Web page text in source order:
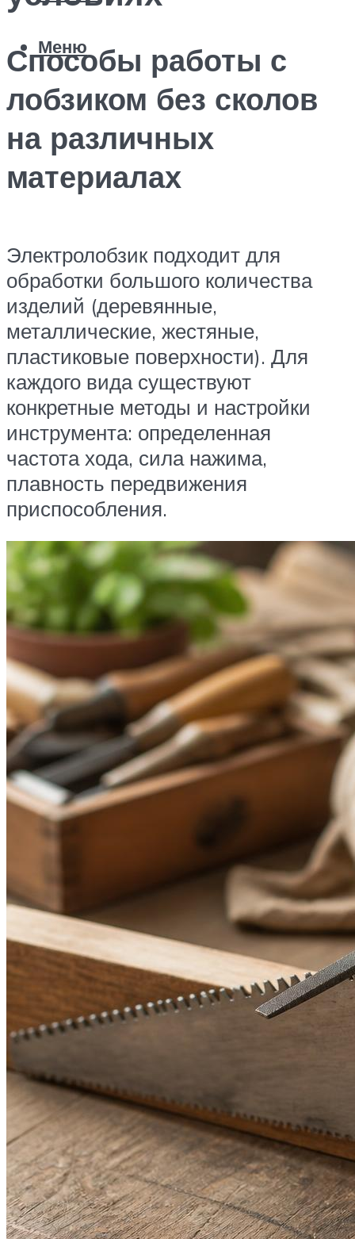
Меню
Способы работы с
лобзиком без сколов
на различных
материалах
Электролобзик подходит для
обработки большого количества
изделий (деревянные,
металлические, жестяные,
пластиковые поверхности). Для
каждого вида существуют
конкретные методы и настройки
инструмента: определенная
частота хода, сила нажима,
плавность передвижения
приспособления.